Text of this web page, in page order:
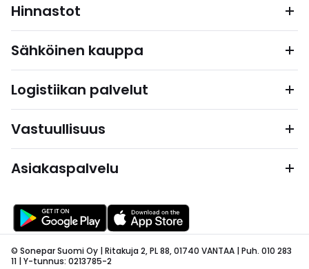
Hinnastot
Sähköinen kauppa
Logistiikan palvelut
Vastuullisuus
Asiakaspalvelu
© Sonepar Suomi Oy | Ritakuja 2, PL 88, 01740 VANTAA | Puh. 010 283
11 | Y-tunnus: 0213785-2